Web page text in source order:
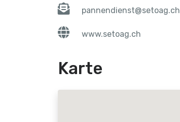
pannendienst@setoag.ch
www.setoag.ch
Karte